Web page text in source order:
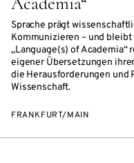
Sprache prägt
Kommunizieren – und
„Language(s) of
eigener Übersetzungen
die Herausforderungen und
Wissenschaft.
FRANKFURT/MAIN